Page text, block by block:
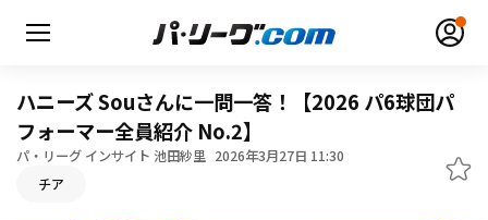
無料アカウント登録
ハニーズ Souさんに一問一答！【2026 パ6球団パ
フォーマー全員紹介 No.2】
パ・リーグ インサイト 池田紗里 2026年3月27日 11:30
チア